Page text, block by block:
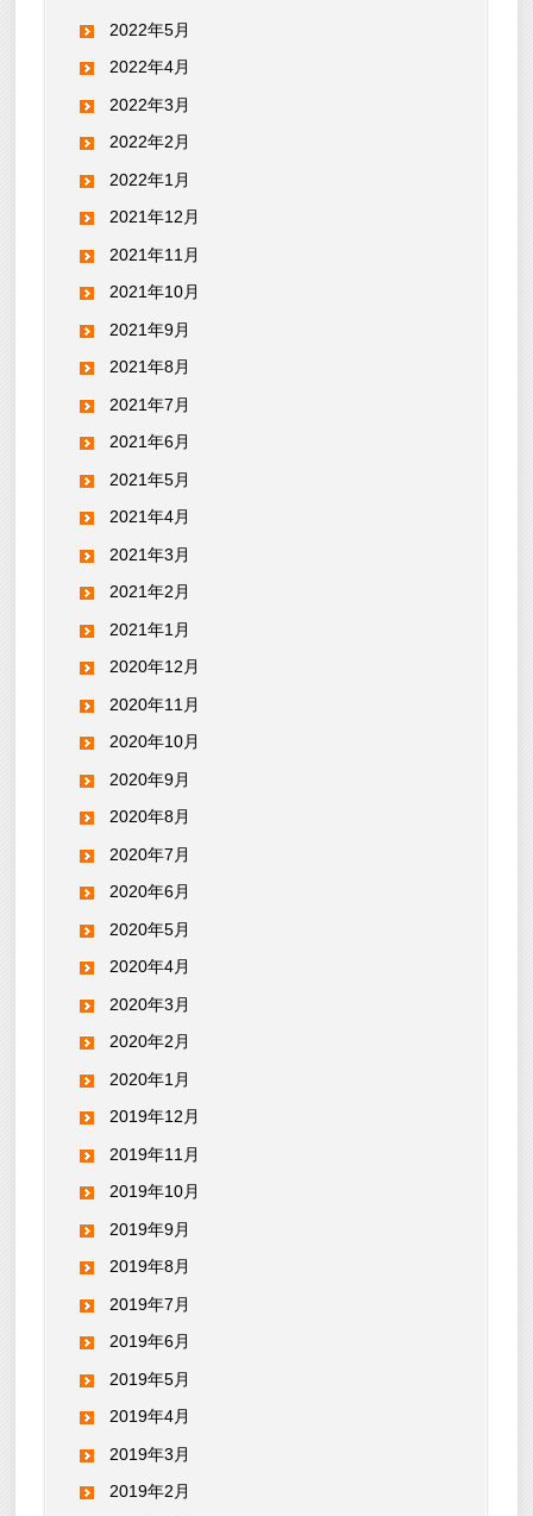
2022年5月
2022年4月
2022年3月
2022年2月
2022年1月
2021年12月
2021年11月
2021年10月
2021年9月
2021年8月
2021年7月
2021年6月
2021年5月
2021年4月
2021年3月
2021年2月
2021年1月
2020年12月
2020年11月
2020年10月
2020年9月
2020年8月
2020年7月
2020年6月
2020年5月
2020年4月
2020年3月
2020年2月
2020年1月
2019年12月
2019年11月
2019年10月
2019年9月
2019年8月
2019年7月
2019年6月
2019年5月
2019年4月
2019年3月
2019年2月